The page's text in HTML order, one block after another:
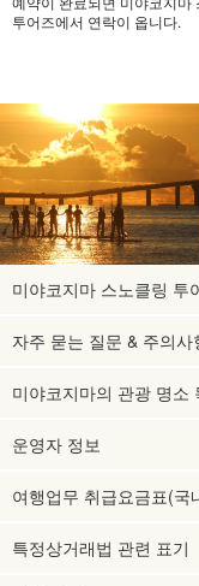
투어즈에서 연락이 옵니다.
미야코지마 스노클링 투
자주 묻는 질문 & 주의사
미야코지마의 관광 명소
운영자 정보
여행업무 취급요금표(국
특정상거래법 관련 표기